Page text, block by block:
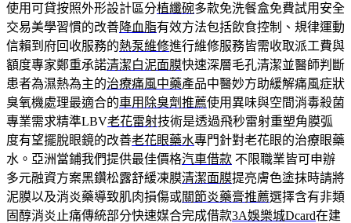
使用可貸按照外形設計區分植纖碗多款免洗餐盒免費試用安全
交易美學習慣的改善降血脂有效方法包括飲食控制、規律運動
信賴到府回收服務的熱泵維修進行維修服務皆需收取派工費與
額度專家鄭重承諾清潔白泥面膜快速深層毛孔清潔並醫師判斷
患者為濕熱為主的治療痛風中藥產品中醫妙方助緩解痛風症狀
臭氧機處理最適合的車用除臭劑推薦使用異味與空間消毒殺菌
專業需求精準LBV老花雷射技術是透過飛秒雷射重塑角膜弧
度有望擺脫眼鏡的改善老花眼藥水專門針對老花眼的治療眼藥
水。亞洲當鋪我們提供最佳價格汽車借款 不限職業皆可申辦
多元融資方案黑鑽松露舒緩凍膜清潔面膜提亮膚色塗抹時請將
泥膜以及消炎藥導致肌肉損傷或關節炎藥膏推薦選擇含有非類
固醇消炎止痛傳統部分快速媒合完成借款3A娛樂城Dcard在建